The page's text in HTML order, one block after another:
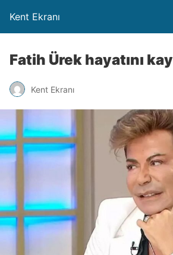
Kent Ekranı
Fatih Ürek hayatını
Kent Ekranı